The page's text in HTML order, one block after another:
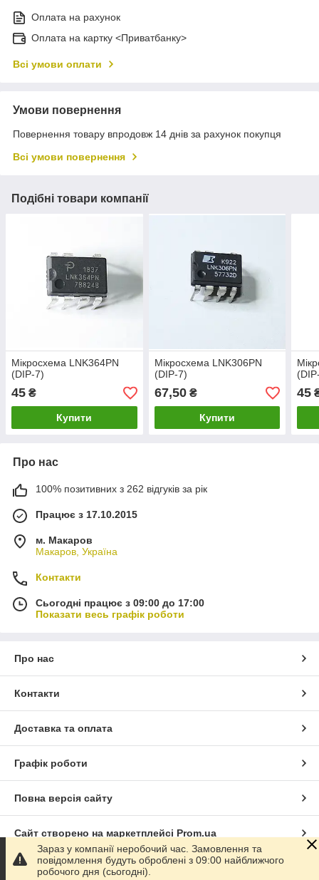
Оплата на рахунок
Оплата на картку <Приватбанку>
Всі умови оплати
Умови повернення
Повернення товару впродовж 14 днів за рахунок покупця
Всі умови повернення
Подібні товари компанії
Мікросхема LNK364PN
(DIP-7)
45 ₴
Купити
Мікросхема LNK306PN
(DIP-7)
67,50₴
Купити
45
Про нас
100% позитивних з 262 відгуків за рік
Працює з 17.10.2015
м. Макаров
Макаров, Україна
Контакти
Сьогодні працює з 09:00 до 17:00
Показати весь графік роботи
Про нас
Контакти
Доставка та оплата
Графік роботи
Повна версія сайту
Сайт створено на маркетплейсі Prom.ua
Політика конфіденційності
Зараз у компанії неробочий час. Замовлення та
повідомлення будуть оброблені з 09:00 найближчого
робочого дня (сьогодні).